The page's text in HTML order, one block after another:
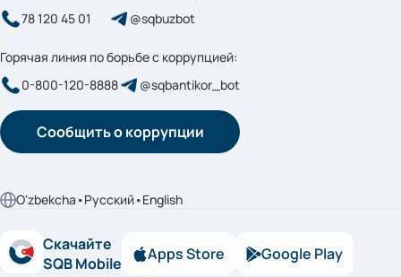
78 120 45 01
@sqbuzbot
Горячая линия по борьбе с коррупцией:
0-800-120-8888
@sqbantikor_bot
Сообщить о коррупции
O'zbekcha •Русский•English
Скачайте
SQB Mobile
Apps Store Google Play